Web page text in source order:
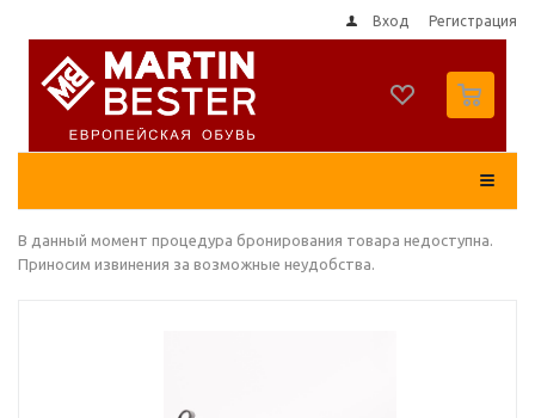
Вход Регистрация
В данный момент процедура бронирования товара недоступна.
Приносим извинения за возможные неудобства.